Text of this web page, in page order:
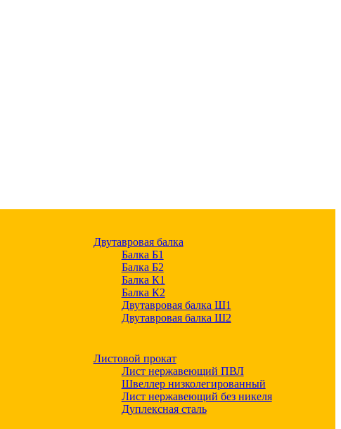
Двутавровая балка
Балка Б1
Балка Б2
Балка К1
Балка К2
Двутавровая балка Ш1
Двутавровая балка Ш2
Листовой прокат
Лист нержавеющий ПВЛ
Швеллер низколегированный
Лист нержавеющий без никеля
Дуплексная сталь